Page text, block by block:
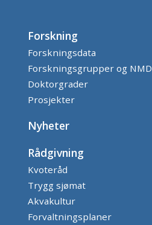
Forskning
Forskningsdata
Forskningsgrupper og NMD
Doktorgrader
Prosjekter
Nyheter
Rådgivning
Kvoteråd
Trygg sjømat
Akvakultur
Forvaltningsplaner